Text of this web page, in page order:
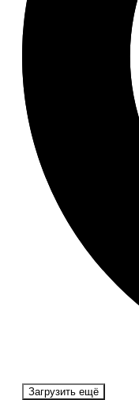
Загрузить ещё